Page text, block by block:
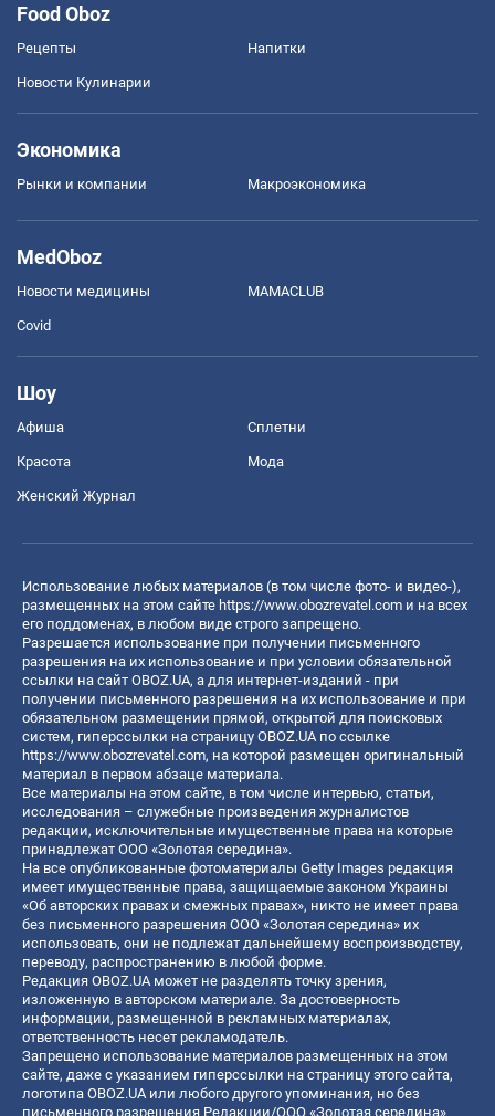
Food Oboz
Рецепты Напитки
Новости Кулинарии
Экономика
Рынки и компании Mакроэкономика
MedOboz
Новости медицины MAMACLUB
Covid
Шоу
Афиша Сплетни
Красота Мода
Женский Журнал
Использование любых материалов (в том числе фото- и видео-),
размещенных на этом сайте https://www.obozrevatel.com и на всех
его поддоменах, в любом виде строго запрещено.
Разрешается использование при получении письменного
разрешения на их использование и при условии обязательной
ссылки на сайт OBOZ.UA, а для интернет-изданий - при
получении письменного разрешения на их использование и при
обязательном размещении прямой, открытой для поисковых
систем, гиперссылки на страницу OBOZ.UA по ссылке
https://www.obozrevatel.com, на которой размещен оригинальный
материал в первом абзаце материала.
Все материалы на этом сайте, в том числе интервью, статьи,
исследования – служебные произведения журналистов
редакции, исключительные имущественные права на которые
принадлежат ООО «Золотая середина».
На все опубликованные фотоматериалы Getty Images редакция
имеет имущественные права, защищаемые законом Украины
«Об авторских правах и смежных правах», никто не имеет права
без письменного разрешения ООО «Золотая середина» их
использовать, они не подлежат дальнейшему воспроизводству,
переводу, распространению в любой форме.
Редакция OBOZ.UA может не разделять точку зрения,
изложенную в авторском материале. За достоверность
информации, размещенной в рекламных материалах,
ответственность несет рекламодатель.
Запрещено использование материалов размещенных на этом
сайте, даже с указанием гиперссылки на страницу этого сайта,
логотипа OBOZ.UA или любого другого упоминания, но без
письменного разрешения Редакции/ООО «Золотая середина»